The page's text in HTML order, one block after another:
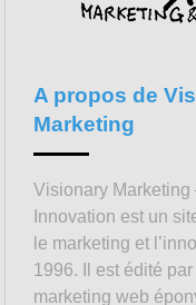
A propos de
Marketing
Visionary Marketing
Innovation est un
le marketing et
1996. Il est édité par
marketing web